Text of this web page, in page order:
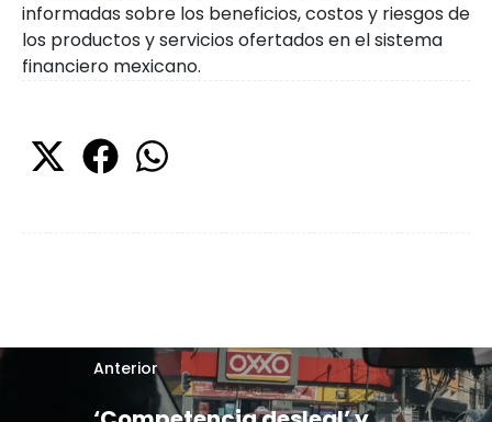
informadas sobre los beneficios, costos y riesgos de
los productos y servicios ofertados en el sistema
financiero mexicano.
Anterior